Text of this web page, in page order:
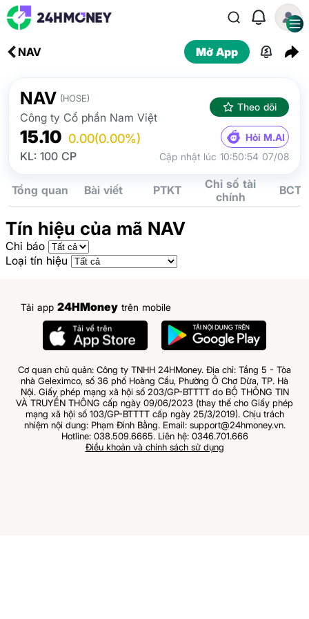
NAV Mở App
NAV (HOSE)
Công ty Cổ phần Nam Việt
Theo dõi
15.10 0.00(0.00%) Hỏi M.AI
KL: 100 CP Cập nhật lúc 10:50:54 07/08
Tổng quan Bài viết PTKT
Chỉ số tài
chính
BCTC
Tín hiệu của mã NAV
Chỉ báo
Loại tín hiệu
Tải app 24HMoney trên mobile
Cơ quan chủ quản: Công ty TNHH 24HMoney. Địa chỉ: Tầng 5 - Tòa
nhà Geleximco, số 36 phố Hoàng Cầu, Phường Ô Chợ Dừa, TP. Hà
Nội. Giấy phép mạng xã hội số 203/GP-BTTTT do BỘ THÔNG TIN
VÀ TRUYỀN THÔNG cấp ngày 09/06/2023 (thay thế cho Giấy phép
mạng xã hội số 103/GP-BTTTT cấp ngày 25/3/2019). Chịu trách
nhiệm nội dung: Phạm Đình Bằng. Email: support@24hmoney.vn.
Hotline: 038.509.6665. Liên hệ: 0346.701.666
Điều khoản và chính sách sử dụng